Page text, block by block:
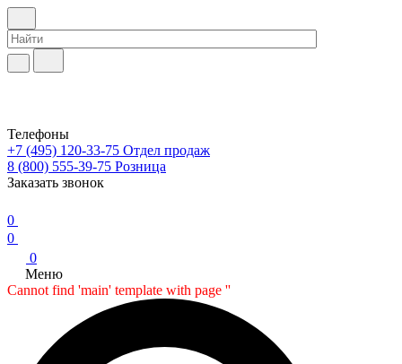
Телефоны
+7 (495) 120-33-75 Отдел продаж
8 (800) 555-39-75 Розница
Заказать звонок
0
0
0
Меню
Cannot find 'main' template with page ''